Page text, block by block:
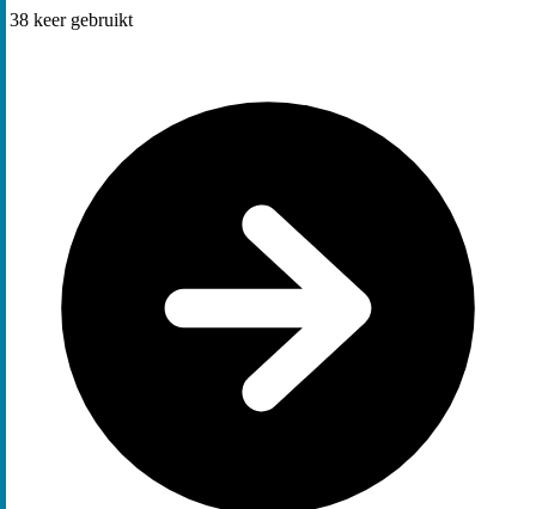
38 keer gebruikt